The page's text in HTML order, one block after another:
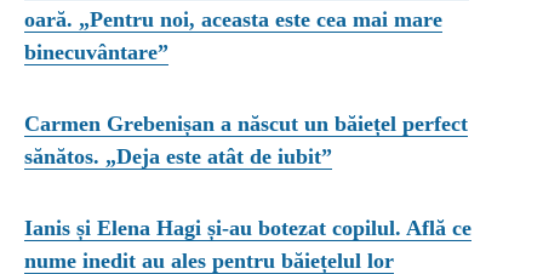
oară. „Pentru noi, aceasta este cea mai mare
binecuvântare”
Carmen Grebenișan a născut un băiețel perfect
sănătos. „Deja este atât de iubit”
Ianis și Elena Hagi și-au botezat copilul. Află ce
nume inedit au ales pentru băiețelul lor